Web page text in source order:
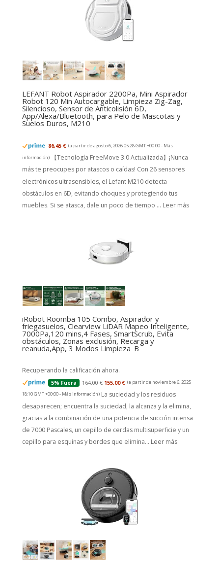
LEFANT Robot Aspirador 2200Pa, Mini Aspirador
Robot 120 Min Autocargable, Limpieza Zig-Zag,
Silencioso, Sensor de Anticolisión 6D,
App/Alexa/Bluetooth, para Pelo de Mascotas y
Suelos Duros, M210
86,45 € (a partir de agosto 6, 2026 05:28 GMT +00:00 - Más
información)
【Tecnología FreeMove 3.0 Actualizada】¡Nunca
más te preocupes por atascos o caídas! Con 26 sensores
electrónicos ultrasensibles, el Lefant M210 detecta
obstáculos en 6D, evitando choques y protegiendo tus
muebles. Si se atasca, dale un poco de tiempo ... Leer más
iRobot Roomba 105 Combo, Aspirador y
friegasuelos, Clearview LiDAR Mapeo Inteligente,
7000Pa,120 mins,4 Fases, SmartScrub, Evita
obstáculos, Zonas exclusión, Recarga y
reanuda,App, 3 Modos Limpieza_B
Recuperando la calificación ahora.
5% Fuera 164,00 € 155,00 € (a partir de noviembre 6, 2025
18:10 GMT +00:00 - Más información) La suciedad y los residuos
desaparecen; encuentra la suciedad, la alcanza y la elimina,
gracias a la combinación de una potencia de succión intensa
de 7000 Pascales, un cepillo de cerdas multisuperficie y un
cepillo para esquinas y bordes que elimina... Leer más